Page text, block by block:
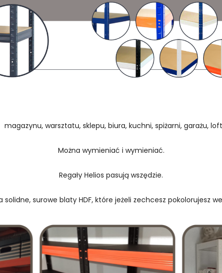
magazynu, warsztatu, sklepu, biura, kuchni, spiżarni, garażu,
Można wymieniać i wymieniać.
Regały Helios pasują wszędzie.
solidne, surowe blaty HDF, które jeżeli zechcesz pokolorujesz